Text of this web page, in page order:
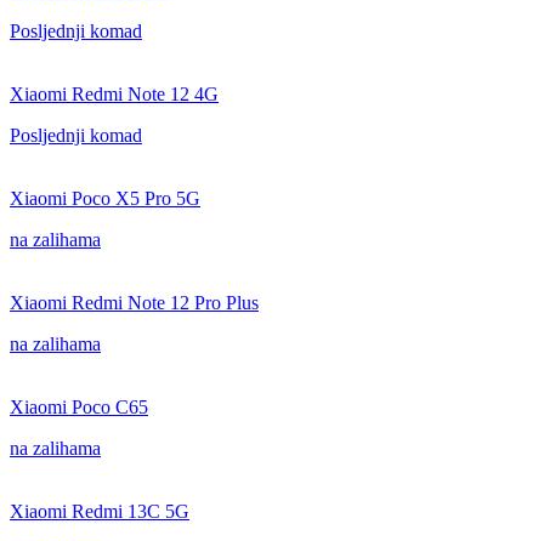
Posljednji komad
Xiaomi Redmi Note 12 4G
Posljednji komad
Xiaomi Poco X5 Pro 5G
na zalihama
Xiaomi Redmi Note 12 Pro Plus
na zalihama
Xiaomi Poco C65
na zalihama
Xiaomi Redmi 13C 5G